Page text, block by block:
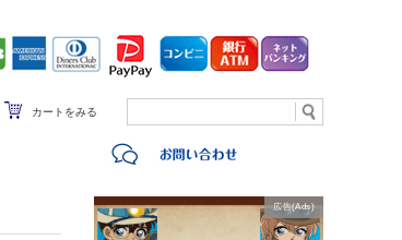
カートをみる
広告(Ads)